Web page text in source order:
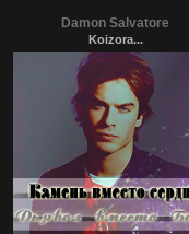
Damon Salvatore
Koizora...